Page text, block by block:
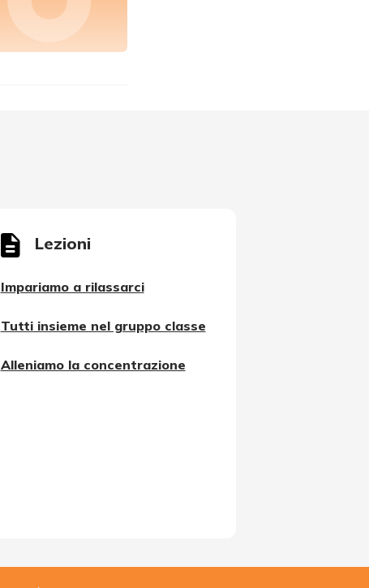
Lezioni
Impariamo a rilassarci
Tutti insieme nel gruppo classe
Alleniamo la concentrazione